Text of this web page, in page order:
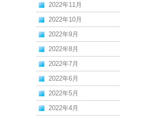
2022年11月
2022年10月
2022年9月
2022年8月
2022年7月
2022年6月
2022年5月
2022年4月